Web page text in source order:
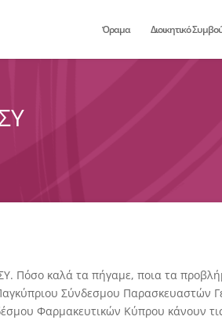
Όραμα Διοικητικό
Πόσο καλά τα πήγαμε, ποια τα
Σύνδεσμου
Φαρμακευτικών Κύπρου κάνουν